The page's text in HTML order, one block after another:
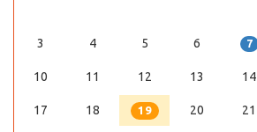
3 4 5 6 7
10 11 12 13 14
17 18 19 20 21